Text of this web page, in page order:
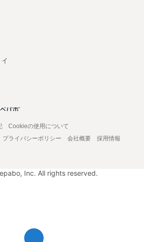
Cookieの使用について
プライバシーポリシー 会社概要
採用情報
Inc. All rights reserved.